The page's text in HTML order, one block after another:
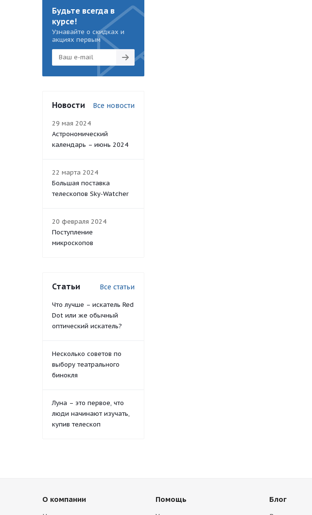
Будьте всегда в
курсе!
Узнавайте о скидках и
акциях первым
Новости Все новости
29 мая 2024
Астрономический
календарь – июнь 2024
22 марта 2024
Большая поставка
телескопов Sky-Watcher
20 февраля 2024
Поступление
микроскопов
Статьи Все статьи
Что лучше – искатель Red
Dot или же обычный
оптический искатель?
Несколько советов по
выбору театрального
бинокля
Луна – это первое, что
люди начинают изучать,
купив телескоп
О компании Помощь Блог